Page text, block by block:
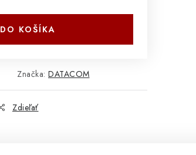
DO KOŠÍKA
Značka: DATACOM
Zdieľať